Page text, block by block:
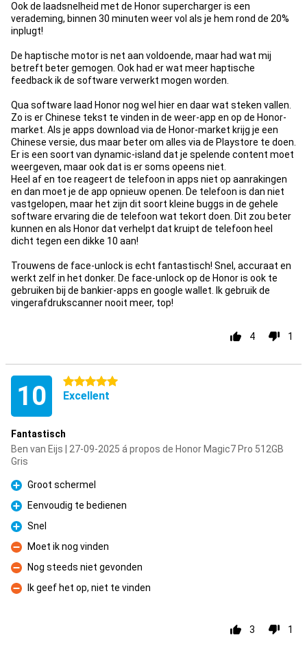
Ook de laadsnelheid met de Honor supercharger is een
verademing, binnen 30 minuten weer vol als je hem rond de 20%
inplugt!
De haptische motor is net aan voldoende, maar had wat mij
betreft beter gemogen. Ook had er wat meer haptische
feedback ik de software verwerkt mogen worden.
Qua software laad Honor nog wel hier en daar wat steken vallen.
Zo is er Chinese tekst te vinden in de weer-app en op de Honor-
market. Als je apps download via de Honor-market krijg je een
Chinese versie, dus maar beter om alles via de Playstore te doen.
Er is een soort van dynamic-island dat je spelende content moet
weergeven, maar ook dat is er soms opeens niet.
Heel af en toe reageert de telefoon in apps niet op aanrakingen
en dan moet je de app opnieuw openen. De telefoon is dan niet
vastgelopen, maar het zijn dit soort kleine buggs in de gehele
software ervaring die de telefoon wat tekort doen. Dit zou beter
kunnen en als Honor dat verhelpt dat kruipt de telefoon heel
dicht tegen een dikke 10 aan!
Trouwens de face-unlock is echt fantastisch! Snel, accuraat en
werkt zelf in het donker. De face-unlock op de Honor is ook te
gebruiken bij de bankier-apps en google wallet. Ik gebruik de
vingerafdrukscanner nooit meer, top!
4 1
10 5 étoiles
Excellent
Fantastisch
Ben van Eijs | 27-09-2025 á propos de Honor Magic7 Pro 512GB
Gris
Pour
Groot schermel
Pour
Eenvoudig te bedienen
Pour
Snel
Contre
Moet ik nog vinden
Contre
Nog steeds niet gevonden
Contre
Ik geef het op, niet te vinden
3 1